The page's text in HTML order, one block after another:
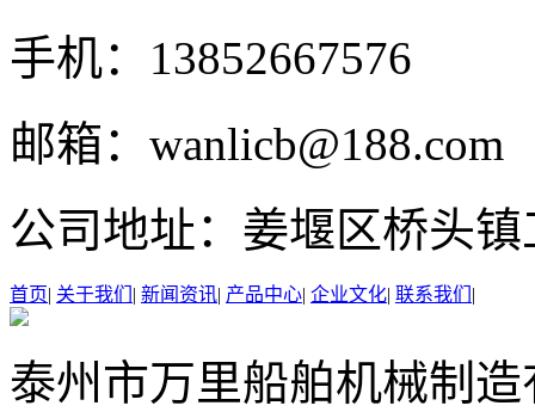
手机： 13852667576
邮箱： wanlicb@188.com
公司地址： 姜堰区桥头
首页| 关于我们 | 新闻资讯| 产品中心| 企业文化| 联系我们 |
泰州市万里船舶机械制